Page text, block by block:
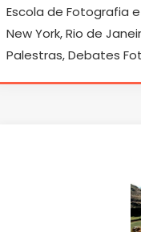
Escola de Fotografia
New York, Rio de
Palestras, Debates